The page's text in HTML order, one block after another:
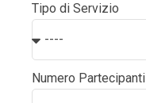
Tipo di Servizio
Numero Partecipanti